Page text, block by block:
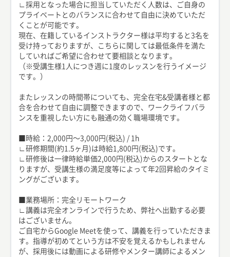
∟採用となった場合に担当していただく人数は、ご自身の
プライベートとのバランスに合わせて自由に決めていただ
くことが可能です。
現在、在籍しているインストラクター様は平均すると3名を
受け持っておりますが、こちらに関しては最低条件を満た
していればご希望に合わせて要相談となります。
（※受講生様1人につき週に1度のレッスンを行うイメージ
です。）
またレッスンの時間帯についても、完全在宅&受講者様と都
合を合わせて自由に調整できますので、ワークライフバラ
ンスを重視したい方にも融通の効く職場環境です。
■時給：2,000円〜3,000円(税込) / 1h
∟研修期間(約1.5ヶ月)は時給1,800円(税込)です。
∟研修後は一律時給単価2,000円(税込)からのスタートとな
りますが、受講生様の満足度等によって年2回昇給のタイミ
ングがございます。
■業務場所：完全リモートワーク
∟講義は完全オンラインで行うため、弊社へ出勤する必要
はございません。
ご自宅からGoogle Meetを使って、講義を行っていただきま
す。指導が初めてという方は不安を覚えるかもしれません
が、採用後には動画による研修やメンター講師によるメン